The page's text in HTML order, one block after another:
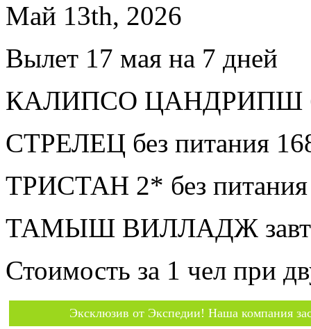
Май 13th, 2026
Вылет 17 мая на 7 дней
КАЛИПСО ЦАНДРИПШ
СТРЕЛЕЦ без питания
ТРИСТАН 2* без питания
ТАМЫШ ВИЛЛАДЖ
Стоимость за 1 чел при
Эксклюзив от Экспедии! Наша компания